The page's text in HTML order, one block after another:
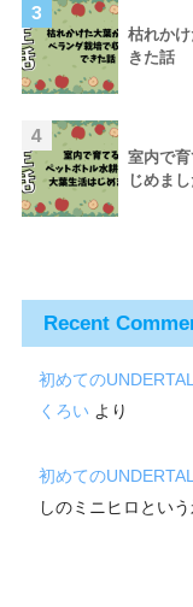
3
枯れか
きた話
4
室内で
じめま
Recent
初めての
くろい より
初めての
しのミニヒロとい